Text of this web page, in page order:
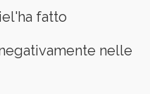
fatto
nelle